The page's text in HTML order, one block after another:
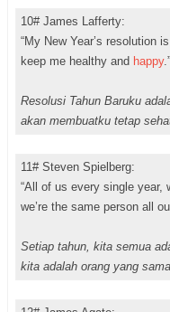
10# James Lafferty:
“My New Year’s resolution
keep me healthy and happy.”
Resolusi Tahun Baruku
akan membuatku tetap
11# Steven Spielberg:
“All of us every single year,
we’re the same person all
Setiap tahun, kita semua
kita adalah orang yang